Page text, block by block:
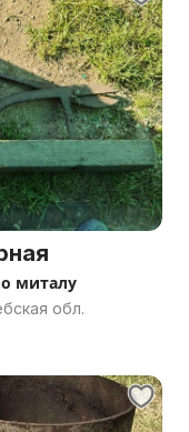
миталу
обл.